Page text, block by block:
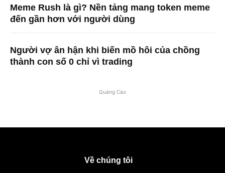
Meme Rush là gì? Nền tảng mang token meme
đến gần hơn với người dùng
Người vợ ân hận khi biến mồ hôi của chồng
thành con số 0 chỉ vì trading
Quảng Cáo
Về chúng tôi